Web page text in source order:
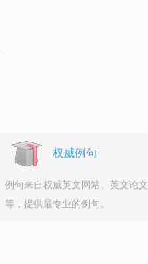
权威例句
例句来自权威英文网站、英文论文
等，提供最专业的例句。